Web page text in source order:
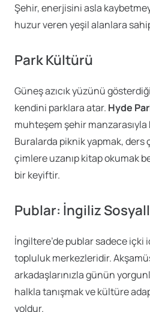
Şehir, enerjisini asla
huzur veren yeşil alanlara
Park Kültürü
Güneş azıcık yüzünü
kendini parklara atar. Hyde
muhteşem şehir manzarasıyla
Buralarda piknik yapmak, ders
çimlere uzanıp kitap okumak
bir keyiftir.
Publar: İngiliz
İngiltere’de publar sadece içki
topluluk merkezleridir.
arkadaşlarınızla günün
halkla tanışmak ve kültüre
yoldur.